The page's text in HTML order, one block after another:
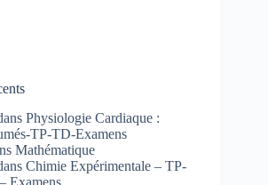
Physiologie Cardiaque :
TP-TD-Examens
Mathématique
Chimie Expérimentale – TP-
Examens